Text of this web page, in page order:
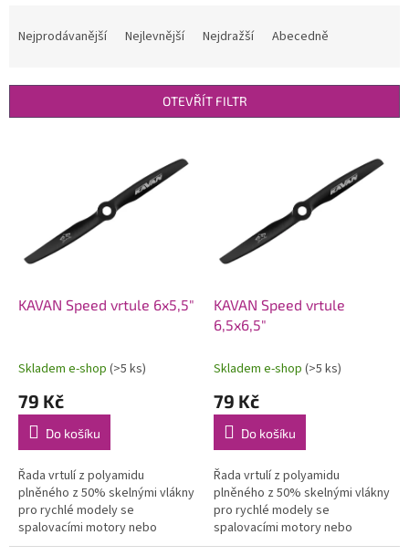
í
Nejprodávanější Nejlevnější Nejdražší Abecedně
OTEVŘÍT FILTR
KAVAN Speed vrtule 6x5,5"
Skladem e-shop (>5 ks)
79 Kč
Do košíku
Řada vrtulí z polyamidu
plněného z 50% skelnými vlákny
pro rychlé modely se
spalovacími motory nebo
vysokootáčkovými
KAVAN Speed vrtule
6,5x6,5"
Skladem e-shop (>5 ks)
79 Kč
Do košíku
Řada vrtulí z polyamidu
plněného z 50% skelnými vlákny
pro rychlé modely se
spalovacími motory nebo
vysokootáčkovými